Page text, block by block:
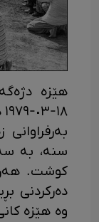
هێزە
سنە، بە
دەرکردنی
وه هێزه